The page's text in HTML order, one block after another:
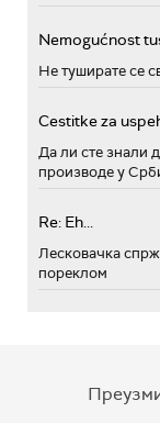
Nemogućnost
Не туширате се
Cestitke za
Да ли сте знали
производе у
Re: Eh...
Лесковачка
пореклом